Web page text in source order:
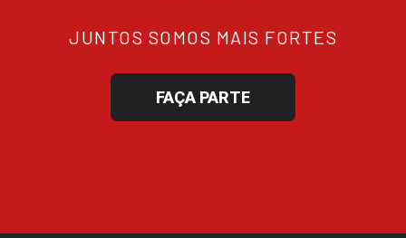
JUNTOS SOMOS MAIS FORTES
FAÇA PARTE